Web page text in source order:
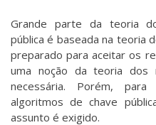
Grande parte da teoria
pública é baseada na teoria
preparado para aceitar os
uma noção da teoria dos
necessária. Porém,
algoritmos de chave
assunto é exigido.